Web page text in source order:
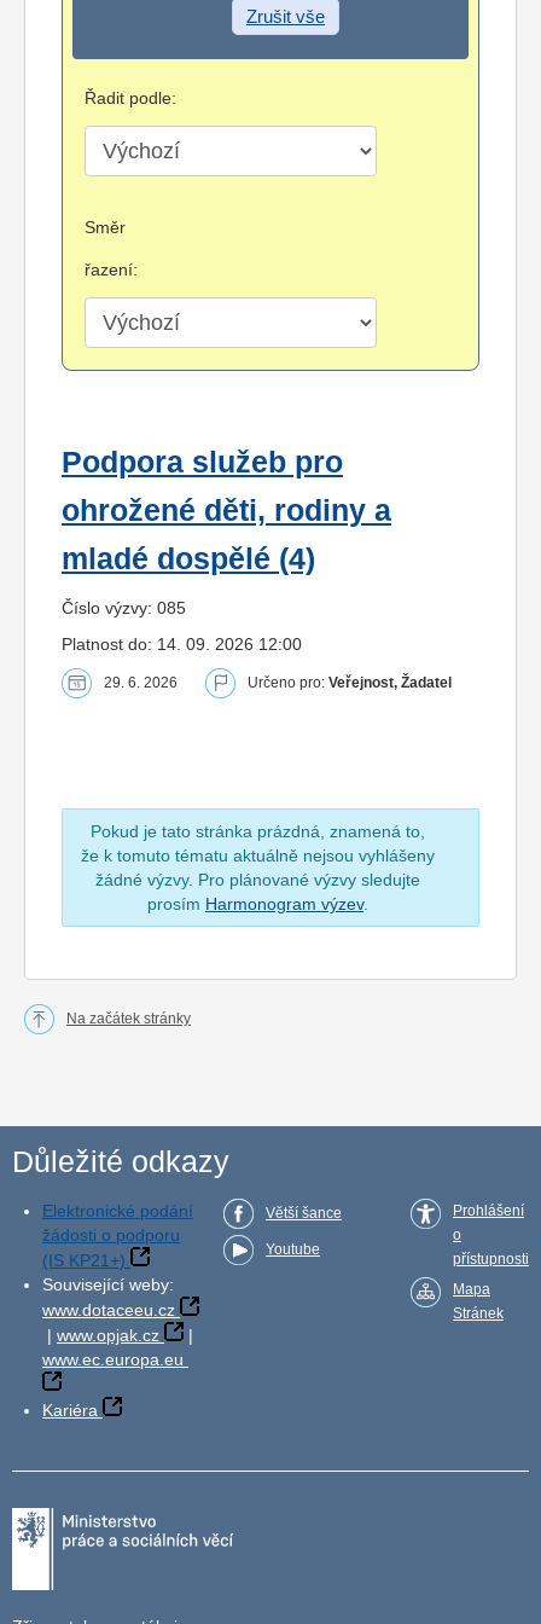
Zrušit vše
Řadit podle:
Směr
řazení:
Podpora služeb pro
ohrožené děti, rodiny a
mladé dospělé (4)
Číslo výzvy: 085
Platnost do: 14. 09. 2026 12:00
29. 6. 2026 Určeno pro: Veřejnost, Žadatel
Pokud je tato stránka prázdná, znamená to,
že k tomuto tématu aktuálně nejsou vyhlášeny
žádné výzvy. Pro plánované výzvy sledujte
prosím Harmonogram výzev.
Na začátek stránky
Důležité odkazy
Elektronické podání
žádosti o podporu
(IS KP21+)
Související weby:
www.dotaceeu.cz
| www.opjak.cz
|
www.ec.europa.eu
Kariéra
Větší šance
Youtube
Prohlášení
o
přístupnosti
Mapa
Stránek